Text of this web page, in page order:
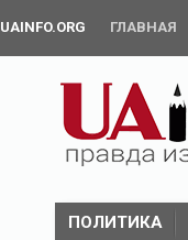
UAINFO.ORG ГЛАВНАЯ
ПОЛИТИКА